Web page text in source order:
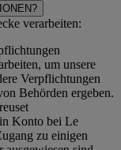
verarbeiten:
um unsere
Verpflichtungen
Behörden ergeben.
Konto bei Le
zu einigen